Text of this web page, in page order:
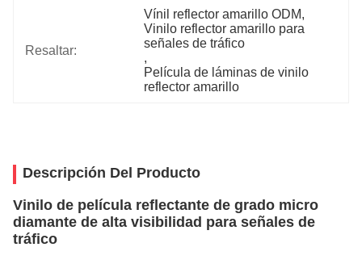
Resaltar:
Vínil reflector amarillo ODM,
Vinilo reflector amarillo para
señales de tráfico
,
Película de láminas de vinilo
reflector amarillo
Descripción Del Producto
Vinilo de película reflectante de grado micro
diamante de alta visibilidad para señales de
tráfico